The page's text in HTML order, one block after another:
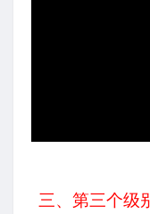
三、第三个级